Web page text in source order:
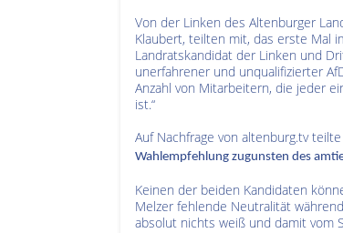
Von der Linken des Altenburger
Klaubert, teilten mit, das erste Mal
Landratskandidat der Linken und
unerfahrener und unqualifizierter
Anzahl von Mitarbeitern, die jeder
ist.“
Auf Nachfrage von altenburg.tv
Wahlempfehlung zugunsten des
Keinen der beiden Kandidaten
Melzer fehlende Neutralität
absolut nichts weiß und damit vom